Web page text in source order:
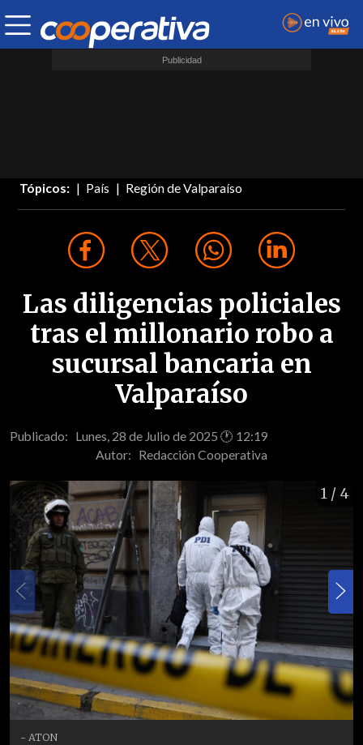
Tópicos: País Región de Valparaíso
Las diligencias policiales
tras el millonario robo a
sucursal bancaria en
Valparaíso
Publicado: Lunes, 28 de Julio de 2025 🕐 12:19
Autor: Redacción Cooperativa
1 / 4
- ATON